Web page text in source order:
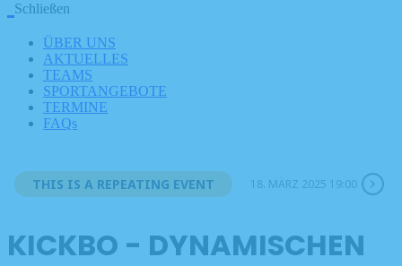
Schließen
ÜBER UNS
AKTUELLES
TEAMS
SPORTANGEBOTE
TERMINE
FAQs
THIS IS A REPEATING EVENT 18. MÄRZ 2025 19:00
KICKBO - DYNAMISCHEN